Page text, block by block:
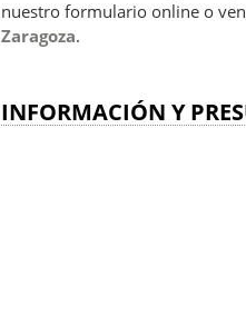
nuestro formulario online o
Zaragoza.
INFORMACIÓN Y